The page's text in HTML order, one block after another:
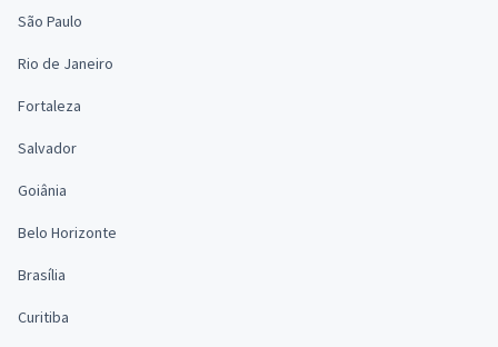
São Paulo
Rio de Janeiro
Fortaleza
Salvador
Goiânia
Belo Horizonte
Brasília
Curitiba